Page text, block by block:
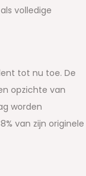
volledige
tot nu toe. De
opzichte van
worden
van zijn originele